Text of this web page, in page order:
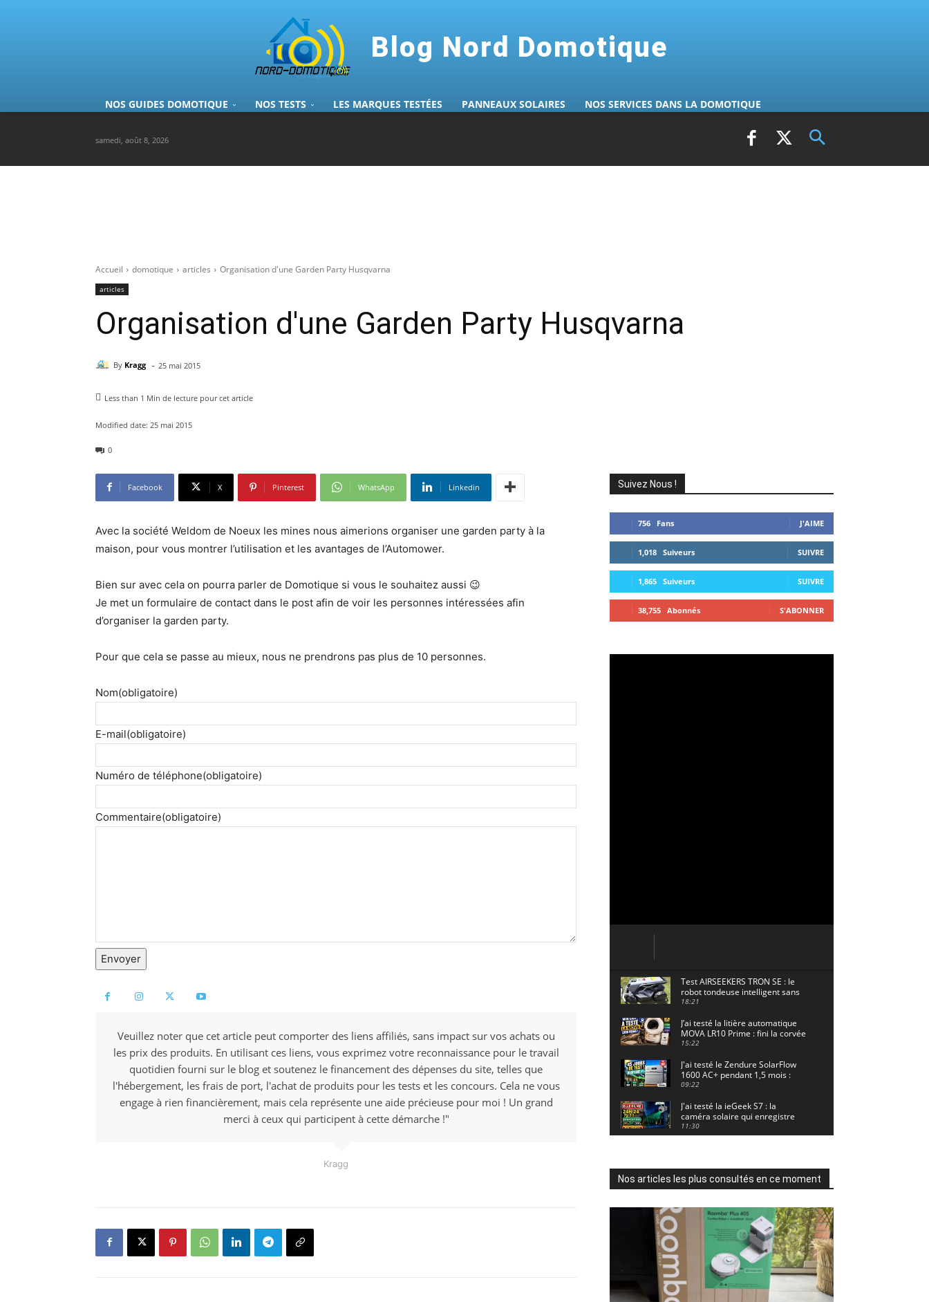
Blog Nord Domotique
NOS GUIDES DOMOTIQUE NOS TESTS LES MARQUES TESTÉES PANNEAUX SOLAIRES NOS SERVICES DANS LA DOMOTIQUE
samedi, août 8, 2026
Accueil domotique articles Organisation d'une Garden Party Husqvarna
articles
Organisation d'une Garden Party Husqvarna
By Kragg - 25 mai 2015
Less than 1 Min de lecture pour cet article
Modified date: 25 mai 2015
0
Facebook X Pinterest WhatsApp Linkedin
Avec la société Weldom de Noeux les mines nous aimerions organiser une garden party à la
maison, pour vous montrer l’utilisation et les avantages de l’Automower.
Bien sur avec cela on pourra parler de Domotique si vous le souhaitez aussi 😉
Je met un formulaire de contact dans le post afin de voir les personnes intéressées afin
d’organiser la garden party.
Pour que cela se passe au mieux, nous ne prendrons pas plus de 10 personnes.
Nom(obligatoire)
E-mail(obligatoire)
Numéro de téléphone(obligatoire)
Commentaire(obligatoire)
Envoyer
Veuillez noter que cet article peut comporter des liens affiliés, sans impact sur vos achats ou
les prix des produits. En utilisant ces liens, vous exprimez votre reconnaissance pour le travail
quotidien fourni sur le blog et soutenez le financement des dépenses du site, telles que
l'hébergement, les frais de port, l'achat de produits pour les tests et les concours. Cela ne vous
engage à rien financièrement, mais cela représente une aide précieuse pour moi ! Un grand
merci à ceux qui participent à cette démarche !"
Kragg
Suivez Nous !
756 Fans J'AIME
1,018 Suiveurs SUIVRE
1,865 Suiveurs SUIVRE
38,755 Abonnés S'ABONNER
Test AIRSEEKERS TRON SE : le
robot tondeuse intelligent sans
câble pour 1500 m² !
18:21
J’ai testé la litière automatique
MOVA LR10 Prime : fini la corvée
? 🐱
15:22
J'ai testé le Zendure SolarFlow
1600 AC+ pendant 1,5 mois :
voici les résultats ! ☀️🔋
09:22
J'ai testé la ieGeek S7 : la
caméra solaire qui enregistre
24/7 grâce à l'AOV ! ☀️📹
11:30
18/07/2026
02:33
Guirlande Guinguette Solaire
puissance en extérieur ? Test
complet
04:38
Aiper Scuba V3 : le meilleur
robot de piscine sans fil ? Mon
test complet !
UGREEN NASync DXP4800 Pro :
le NAS qui va faire trembler
Synology et QNAP ?! (Test
Nos articles les plus consultés en ce moment